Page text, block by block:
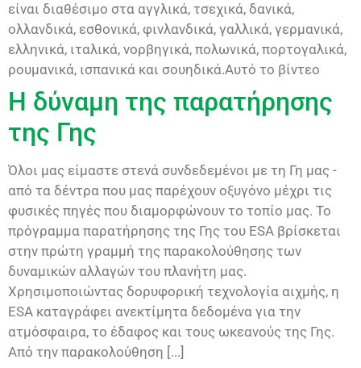
είναι διαθέσιμο στα αγγλικά, τσεχικά, δανικά,
ολλανδικά, εσθονικά, φινλανδικά, γαλλικά, γερμανικά,
ελληνικά, ιταλικά, νορβηγικά, πολωνικά, πορτογαλικά,
ρουμανικά, ισπανικά και σουηδικά.Αυτό το βίντεο
Η δύναμη της παρατήρησης
της Γης
Όλοι μας είμαστε στενά συνδεδεμένοι με τη Γη μας -
από τα δέντρα που μας παρέχουν οξυγόνο μέχρι τις
φυσικές πηγές που διαμορφώνουν το τοπίο μας. Το
πρόγραμμα παρατήρησης της Γης του ESA βρίσκεται
στην πρώτη γραμμή της παρακολούθησης των
δυναμικών αλλαγών του πλανήτη μας.
Χρησιμοποιώντας δορυφορική τεχνολογία αιχμής, η
ESA καταγράφει ανεκτίμητα δεδομένα για την
ατμόσφαιρα, το έδαφος και τους ωκεανούς της Γης.
Από την παρακολούθηση [...]